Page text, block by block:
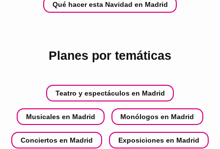
Qué hacer esta Navidad en Madrid
Planes por temáticas
Teatro y espectáculos en Madrid
Musicales en Madrid Monólogos en Madrid
Conciertos en Madrid Exposiciones en Madrid